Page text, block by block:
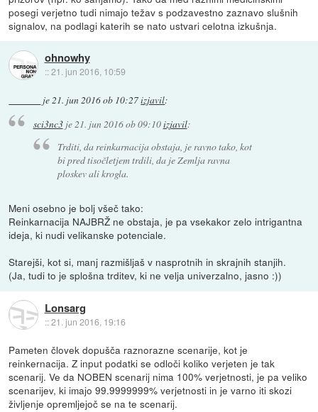
posegi verjetno tudi nimajo težav s podzavestno zaznavo slušnih
signalov, na podlagi katerih se nato ustvari celotna izkušnja.
ohnowhy
::21. jun 2016, 10:59
je21. jun 2016 ob 10:27izjavil:
sci3nc3je 21. jun 2016 ob 09:10izjavil:
Trditi, da reinkarnacija obstaja, je ravno tako, kot
bi pred tisočletjem trdili, da je Zemlja ravna
ploskev ali krogla.
Meni osebno je bolj všeč tako:
Reinkarnacija NAJBRŽ ne obstaja, je pa vsekakor zelo intrigantna
ideja, ki nudi velikanske potenciale.
Starejši, kot si, manj razmišljaš v nasprotnih in skrajnih stanjih.
(Ja, tudi to je splošna trditev, ki ne velja univerzalno, jasno :))
Lonsarg
::21. jun 2016, 19:16
Pameten človek dopušča raznorazne scenarije, kot je
reinkernacija. Z input podatki se odloči koliko verjeten je tak
scenarij. Ve da NOBEN scenarij nima 100% verjetnosti, je pa veliko
scenarijev, ki imajo 99.9999999% verjetnosti in je varno iti skozi
življenje opremljejoč se na te scenarij.